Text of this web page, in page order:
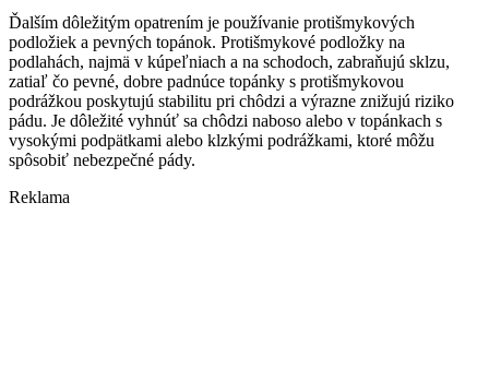
Ďalším dôležitým opatrením je používanie protišmykových
podložiek a pevných topánok. Protišmykové podložky na
podlahách, najmä v kúpeľniach a na schodoch, zabraňujú sklzu,
zatiaľ čo pevné, dobre padnúce topánky s protišmykovou
podrážkou poskytujú stabilitu pri chôdzi a výrazne znižujú riziko
pádu. Je dôležité vyhnúť sa chôdzi naboso alebo v topánkach s
vysokými podpätkami alebo klzkými podrážkami, ktoré môžu
spôsobiť nebezpečné pády.
Reklama